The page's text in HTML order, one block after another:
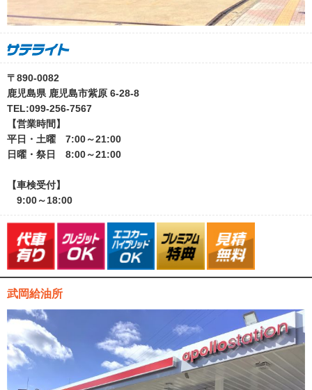
〒890-0082
鹿児島県 鹿児島市紫原 6-28-8
TEL:099-256-7567
【営業時間】
平日・土曜 7:00～21:00
日曜・祭日 8:00～21:00
【車検受付】
9:00～18:00
武岡給油所